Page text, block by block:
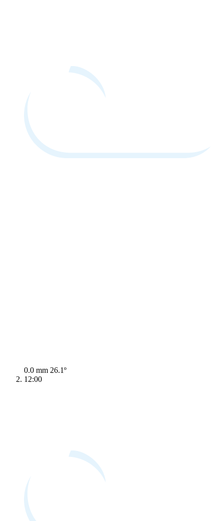
0.0 mm 26.1º
12:00